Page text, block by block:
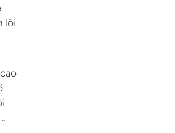
lõi